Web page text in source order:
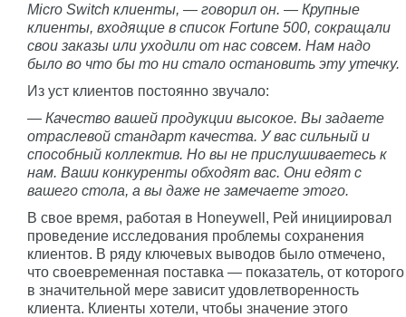
Micro Switch клиенты, — говорил он. — Крупные
клиенты, входящие в список Fortune 500, сокращали
свои заказы или уходили от нас совсем. Нам надо
было во что бы то ни стало остановить эту утечку.
Из уст клиентов постоянно звучало:
— Качество вашей продукции высокое. Вы задаете
отраслевой стандарт качества. У вас сильный и
способный коллектив. Но вы не прислушиваетесь к
нам. Ваши конкуренты обходят вас. Они едят с
вашего стола, а вы даже не замечаете этого.
В свое время, работая в Honeywell, Рей инициировал
проведение исследования проблемы сохранения
клиентов. В ряду ключевых выводов было отмечено,
что своевременная поставка — показатель, от которого
в значительной мере зависит удовлетворенность
клиента. Клиенты хотели, чтобы значение этого